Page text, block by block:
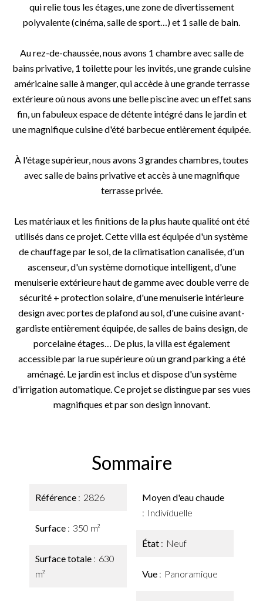
qui relie tous les étages, une zone de divertissement
polyvalente (cinéma, salle de sport…) et 1 salle de bain.
Au rez-de-chaussée, nous avons 1 chambre avec salle de
bains privative, 1 toilette pour les invités, une grande cuisine
américaine salle à manger, qui accède à une grande terrasse
extérieure où nous avons une belle piscine avec un effet sans
fin, un fabuleux espace de détente intégré dans le jardin et
une magnifique cuisine d'été barbecue entièrement équipée.
À l'étage supérieur, nous avons 3 grandes chambres, toutes
avec salle de bains privative et accès à une magnifique
terrasse privée.
Les matériaux et les finitions de la plus haute qualité ont été
utilisés dans ce projet. Cette villa est équipée d'un système
de chauffage par le sol, de la climatisation canalisée, d'un
ascenseur, d'un système domotique intelligent, d'une
menuiserie extérieure haut de gamme avec double verre de
sécurité + protection solaire, d'une menuiserie intérieure
design avec portes de plafond au sol, d'une cuisine avant-
gardiste entièrement équipée, de salles de bains design, de
porcelaine étages… De plus, la villa est également
accessible par la rue supérieure où un grand parking a été
aménagé. Le jardin est inclus et dispose d'un système
d'irrigation automatique. Ce projet se distingue par ses vues
magnifiques et par son design innovant.
Sommaire
Référence 2826
Surface 350 m²
Surface totale
630
m²
Moyen d'eau chaude
Individuelle
État Neuf
Vue Panoramique